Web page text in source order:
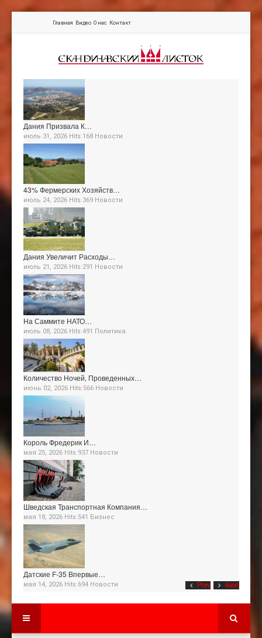
Главная Видео О нас Контакт
Prev Next
Дания Призвала К…
июль 31, 2026 Hits:168 Новости
43% Фермерских Хозяйств…
июль 24, 2026 Hits:369 Новости
Дания Увеличит Расходы…
июль 21, 2026 Hits:291 Новости
На Саммите НАТО…
июль 08, 2026 Hits:491 Политика
Количество Ночей, Проведенных…
июнь 02, 2026 Hits:566 Новости
Король Фредерик И…
мая 25, 2026 Hits:937 Новости
Шведская Транспортная Компания…
мая 18, 2026 Hits:541 Бизнес
Датские F-35 Впервые…
мая 14, 2026 Hits:694 Новости